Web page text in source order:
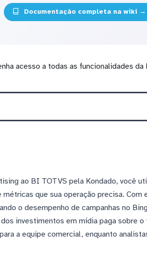
Documentação completa na wiki →
acesso a todas as funcionalidades
ao BI TOTVS pela Kondado, você
que sua operação precisa.
o desempenho de campanhas no
investimentos em mídia paga sobre
a equipe comercial, enquanto